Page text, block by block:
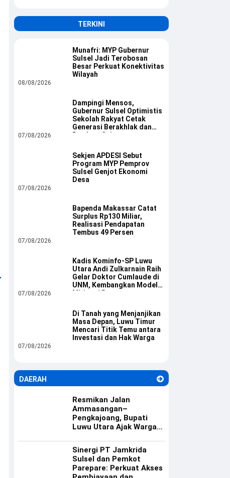
TERKINI
Munafri: MYP Gubernur
Sulsel Jadi Terobosan
Besar Perkuat Konektivitas
Wilayah
08/08/2026
Dampingi Mensos,
Gubernur Sulsel Optimistis
Sekolah Rakyat Cetak
Generasi Berakhlak dan
Berdaya Saing
07/08/2026
Sekjen APDESI Sebut
Program MYP Pemprov
Sulsel Genjot Ekonomi
Desa
07/08/2026
Bapenda Makassar Catat
Surplus Rp130 Miliar,
Realisasi Pendapatan
Tembus 49 Persen
07/08/2026
Kadis Kominfo-SP Luwu
Utara Andi Zulkarnain Raih
Gelar Doktor Cumlaude di
UNM, Kembangkan Model
Mitigasi Bencana
07/08/2026
Di Tanah yang Menjanjikan
Masa Depan, Luwu Timur
Mencari Titik Temu antara
Investasi dan Hak Warga
07/08/2026
DAERAH
Resmikan Jalan
Ammasangan–
Pengkajoang, Bupati
Luwu Utara Ajak Warga
Sinergi PT Jamkrida
Sulsel dan Pemkot
Parepare: Perkuat Akses